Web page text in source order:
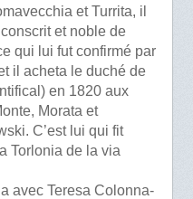
et Turrita, il
et noble de
qui lui fut confirmé par
il acheta le duché de
en 1820 aux
Morata et
C’est lui qui fit
Torlonia de la via
avec Teresa Colonna-